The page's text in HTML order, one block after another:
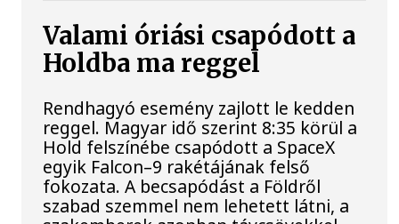
Valami óriási csapódott a
Holdba ma reggel
Rendhagyó esemény zajlott le kedden
reggel. Magyar idő szerint 8:35 körül a
Hold felszínébe csapódott a SpaceX
egyik Falcon–9 rakétájának felső
fokozata. A becsapódást a Földről
szabad szemmel nem lehetett látni, a